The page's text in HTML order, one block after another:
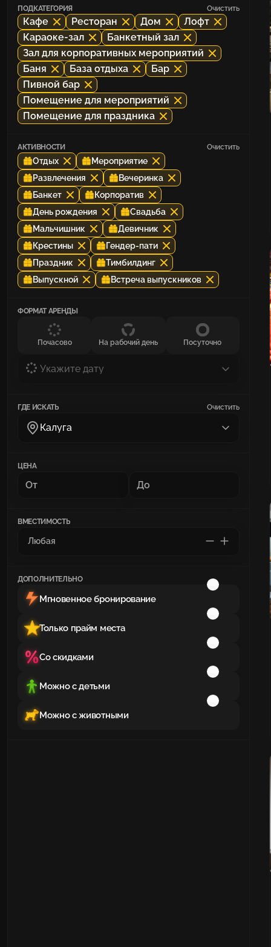
ПОДКАТЕГОРИЯ Очистить
Кафе Ресторан Дом
Лофт
Караоке-зал
Банкетный зал
Зал для корпоративных мероприятий
Баня
База отдыха
Бар
Пивной бар
Помещение для мероприятий
Помещение для праздника
АКТИВНОСТИ Очистить
Отдых
Мероприятие
Развлечения
Вечеринка
Банкет
Корпоратив
День рождения
Свадьба
Мальчишник
Девичник
Крестины
Гендер-пати
Праздник
Тимбилдинг
Выпускной
Встреча выпускников
ФОРМАТ АРЕНДЫ
Почасово На рабочий день Посуточно
Укажите дату
ГДЕ ИСКАТЬ Очистить
Калуга
ЦЕНА
ВМЕСТИМОСТЬ
ДОПОЛНИТЕЛЬНО
Мгновенное бронирование
Только прайм места
Со скидками
Можно с детьми
Можно с животными